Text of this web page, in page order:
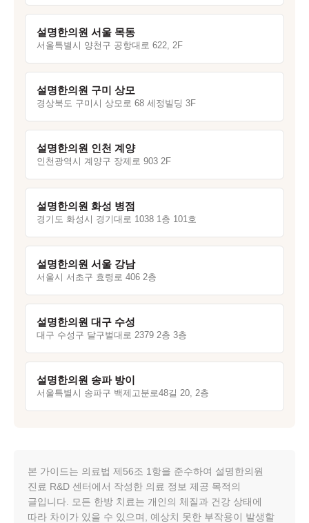
설명한의원 서울 목동
서울특별시 양천구 공항대로 622, 2F
설명한의원 구미 상모
경상북도 구미시 상모로 68 세정빌딩 3F
설명한의원 인천 계양
인천광역시 계양구 장제로 903 2F
설명한의원 화성 병점
경기도 화성시 경기대로 1038 1층 101호
설명한의원 서울 강남
서울시 서초구 효령로 406 2층
설명한의원 대구 수성
대구 수성구 달구벌대로 2379 2층 3층
설명한의원 송파 방이
서울특별시 송파구 백제고분로48길 20, 2층
본 가이드는 의료법 제56조 1항을 준수하여 설명한의원
진료 R&D 센터에서 작성한 의료 정보 제공 목적의
글입니다. 모든 한방 치료는 개인의 체질과 건강 상태에
따라 차이가 있을 수 있으며, 예상치 못한 부작용이 발생할